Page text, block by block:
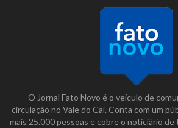
O Jornal Fato Novo é o veículo de
circulação no Vale do Caí. Conta com um
mais 25.000 pessoas e cobre o noticiário